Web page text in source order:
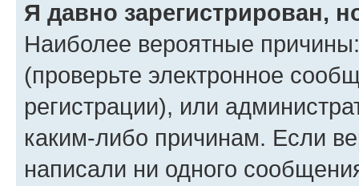
Я давно зарегистрирован,
Наиболее вероятные
(проверьте электронное
регистрации), или
каким-либо причинам. Если
написали ни одного